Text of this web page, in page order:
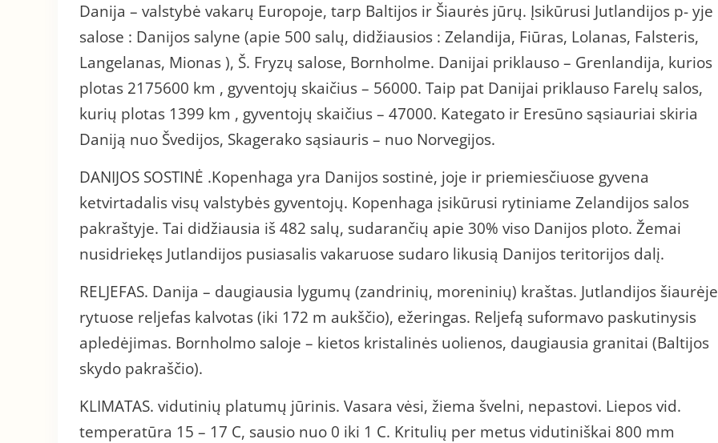
Danija – valstybė vakarų Europoje, tarp Baltijos ir Šiaurės jūrų. Įsikūrusi Jutlandijos p- yje
salose : Danijos salyne (apie 500 salų, didžiausios : Zelandija, Fiūras, Lolanas, Falsteris,
Langelanas, Mionas ), Š. Fryzų salose, Bornholme. Danijai priklauso – Grenlandija, kurios
plotas 2175600 km , gyventojų skaičius – 56000. Taip pat Danijai priklauso Farelų salos,
kurių plotas 1399 km , gyventojų skaičius – 47000. Kategato ir Eresūno sąsiauriai skiria
Daniją nuo Švedijos, Skagerako sąsiauris – nuo Norvegijos.
DANIJOS SOSTINĖ .Kopenhaga yra Danijos sostinė, joje ir priemiesčiuose gyvena
ketvirtadalis visų valstybės gyventojų. Kopenhaga įsikūrusi rytiniame Zelandijos salos
pakraštyje. Tai didžiausia iš 482 salų, sudarančių apie 30% viso Danijos ploto. Žemai
nusidriekęs Jutlandijos pusiasalis vakaruose sudaro likusią Danijos teritorijos dalį.
RELJEFAS. Danija – daugiausia lygumų (zandrinių, moreninių) kraštas. Jutlandijos
rytuose reljefas kalvotas (iki 172 m aukščio), ežeringas. Reljefą suformavo paskutinysis
apledėjimas. Bornholmo saloje – kietos kristalinės uolienos, daugiausia granitai (Baltijos
skydo pakraščio).
KLIMATAS. vidutinių platumų jūrinis. Vasara vėsi, žiema švelni, nepastovi. Liepos vid.
temperatūra 15 – 17 C, sausio nuo 0 iki 1 C. Kritulių per metus vidutiniškai 800 mm